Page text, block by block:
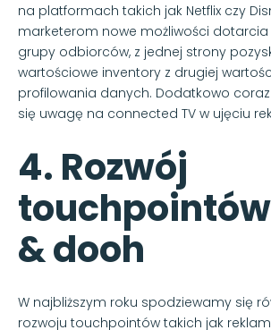
na platformach takich jak Netflix czy
marketerom nowe możliwości dotarcia
grupy odbiorców, z jednej strony
wartościowe inventory z drugiej
profilowania danych. Dodatkowo
się uwagę na connected TV w ujęciu
4. Rozwój
& dooh
W najbliższym roku spodziewamy się
rozwoju touchpointów takich jak